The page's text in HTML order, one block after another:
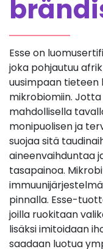
Esse on
joka pohjautuu
uusimpaan tieteen
mikrobiomiin.
mahdollisella
monipuolisen ja
suojaa sitä
aineenvaihduntaa
tasapainoa.
pinnalla. Esse-
joilla ruokitaan
lisäksi imitoidaan
saadaan luotua